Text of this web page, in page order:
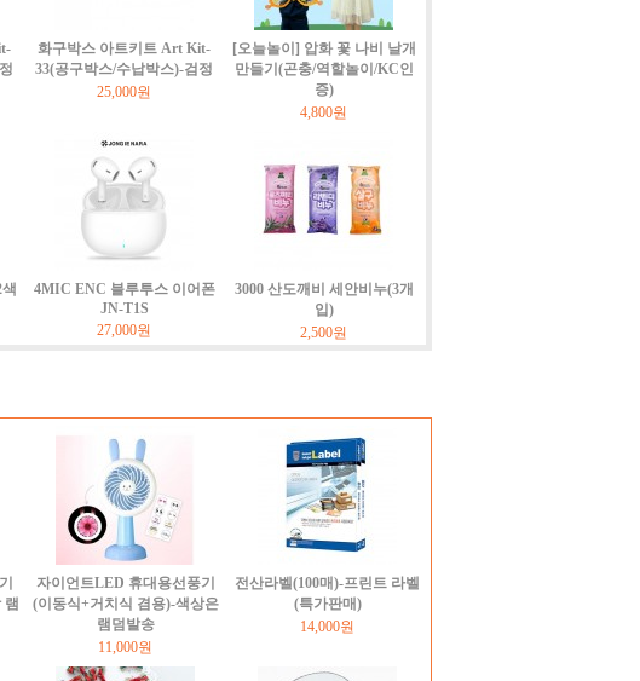
화구박스 아트키트 Art Kit-
33(공구박스/수납박스)-검정
25,000원
[오늘놀이] 압화 꽃 나비 날개
만들기(곤충/역할놀이/KC인
증)
4,800원
4MIC ENC 블루투스 이어폰
JN-T1S
27,000원
3000 산도깨비 세안비누(3개
입)
2,500원
램
자이언트LED 휴대용선풍기
(이동식+거치식 겸용)-색상은
램덤발송
11,000원
전산라벨(100매)-프린트 라벨
(특가판매)
14,000원